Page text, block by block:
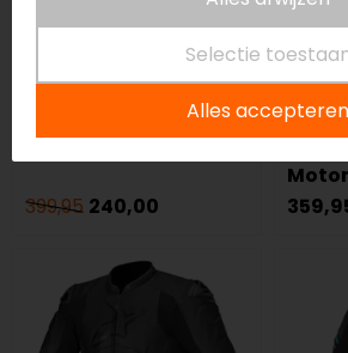
Brixham Motorjas
399,95 240,00
Rusty
Selectie
Alles accepteren